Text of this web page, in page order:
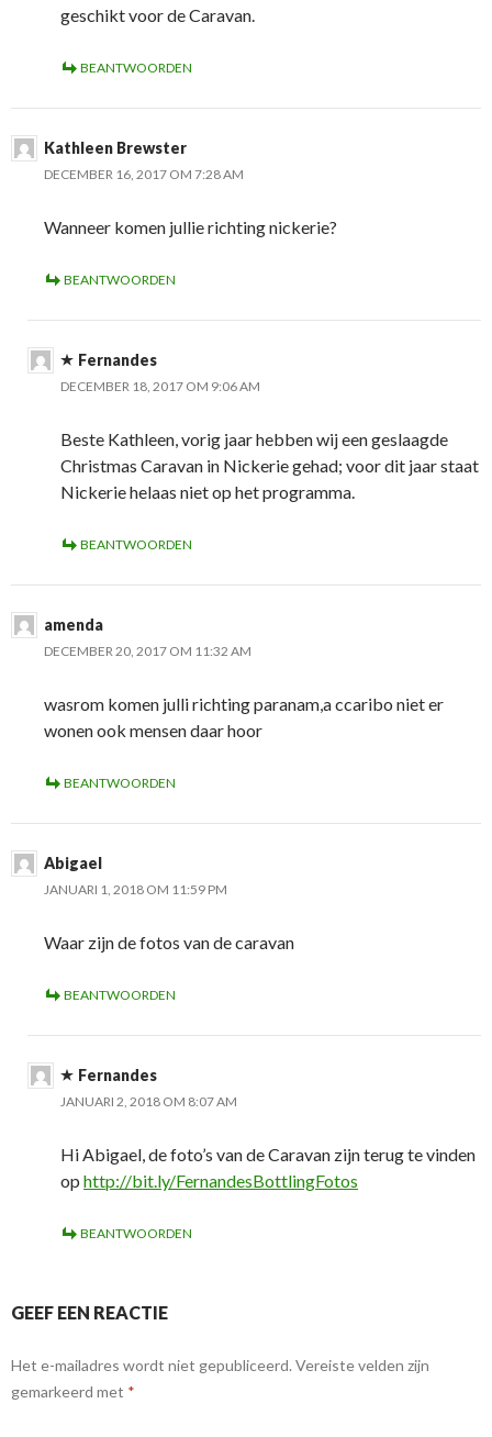
geschikt voor de Caravan.
BEANTWOORDEN
Kathleen Brewster
DECEMBER 16, 2017 OM 7:28 AM
Wanneer komen jullie richting nickerie?
BEANTWOORDEN
Fernandes
DECEMBER 18, 2017 OM 9:06 AM
Beste Kathleen, vorig jaar hebben wij een geslaagde
Christmas Caravan in Nickerie gehad; voor dit jaar staat
Nickerie helaas niet op het programma.
BEANTWOORDEN
amenda
DECEMBER 20, 2017 OM 11:32 AM
wasrom komen julli richting paranam,a ccaribo niet er
wonen ook mensen daar hoor
BEANTWOORDEN
Abigael
JANUARI 1, 2018 OM 11:59 PM
Waar zijn de fotos van de caravan
BEANTWOORDEN
Fernandes
JANUARI 2, 2018 OM 8:07 AM
Hi Abigael, de foto’s van de Caravan zijn terug te vinden
op http://bit.ly/FernandesBottlingFotos
BEANTWOORDEN
GEEF EEN REACTIE
Het e-mailadres wordt niet gepubliceerd. Vereiste velden zijn
gemarkeerd met *